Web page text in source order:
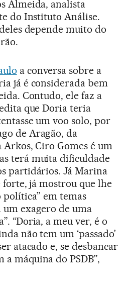
Almeida, analista
do Instituto Análise.
depende muito do
a conversa sobre a
já é considerada bem
Contudo, ele faz a
que Doria teria
um voo solo, por
de Aragão, da
Ciro Gomes é um
terá muita dificuldade
partidários. Já Marina
forte, já mostrou que lhe
política” em temas
um exagero de uma
“Doria, a meu ver, é o
não tem um ‘passado’
atacado e, se desbancar
máquina do PSDB”,